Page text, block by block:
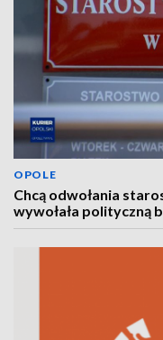
OPOLE
Chcą odwołania
wywołała polityczną